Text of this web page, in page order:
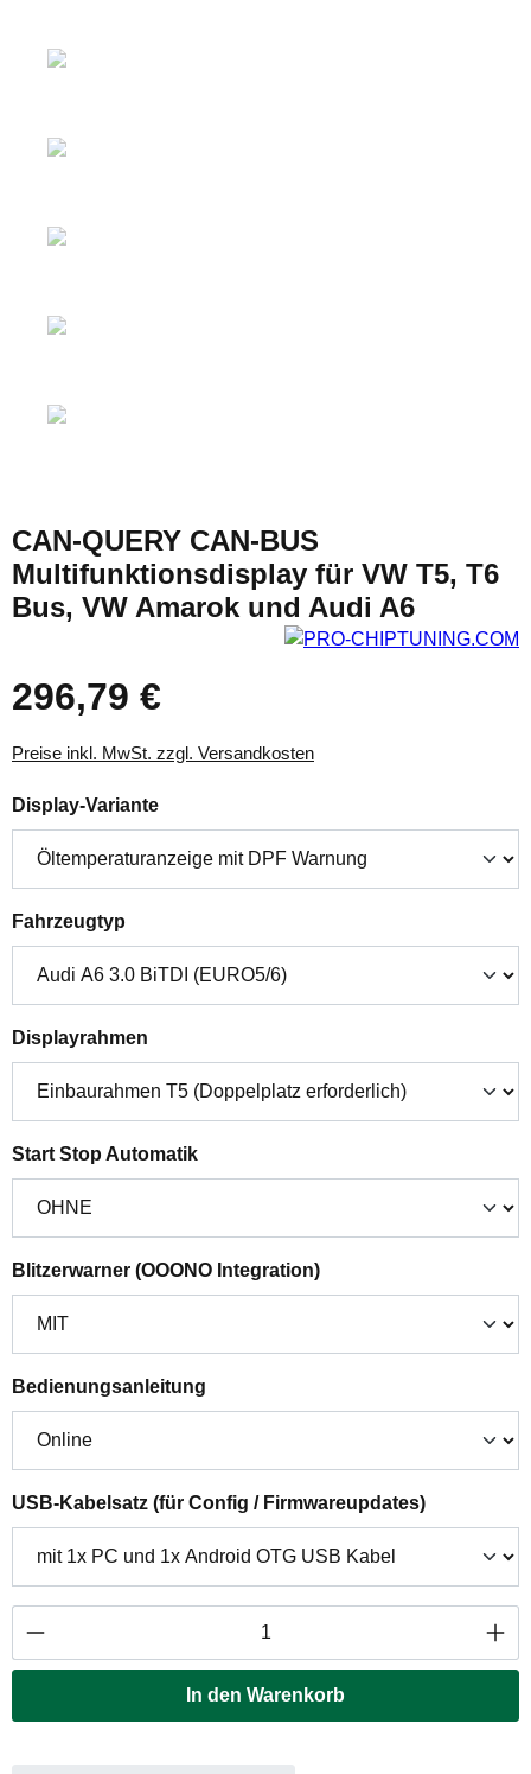
CAN-QUERY CAN-BUS
Multifunktionsdisplay für VW T5, T6
Bus, VW Amarok und Audi A6
296,79 €
Preise inkl. MwSt. zzgl. Versandkosten
Display-Varianteauswählen
Fahrzeugtyp
Displayrahmen
Start Stop Automatikauswählen
Blitzerwarner (OOONO Integration)auswählen
Bedienungsanleitung
USB-Kabelsatz (für Config / Firmwareupdates)auswählen
Produkt Anzahl: Gib den gewünschten
In den Warenkorb